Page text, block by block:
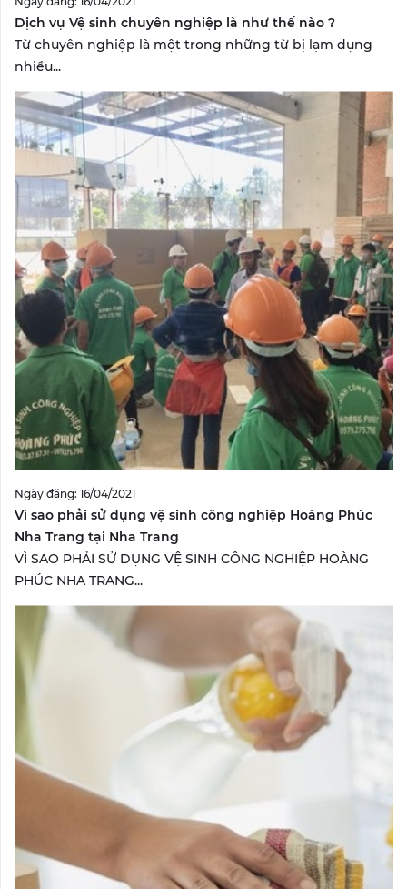
Dịch vụ Vệ sinh chuyên nghiệp là như thế nào ?
Từ chuyên nghiệp là một trong những từ bị lạm dụng
nhiều...
Ngày đăng: 16/04/2021
Vì sao phải sử dụng vệ sinh công nghiệp Hoàng Phúc
Nha Trang tại Nha Trang
VÌ SAO PHẢI SỬ DỤNG VỆ SINH CÔNG NGHIỆP HOÀNG
PHÚC NHA TRANG...